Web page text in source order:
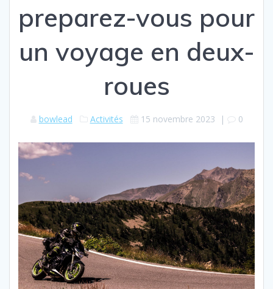
preparez-vous pour
un voyage en deux-
roues
bowlead Activités 15 novembre 2023 | 0